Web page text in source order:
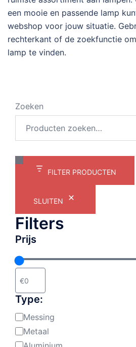
een mooie en passende lamp
webshop voor jouw situatie.
rechterkant of de zoekfunctie
lamp te vinden.
Zoeken
FILTER PRODUCTEN
SLUITEN
Filters
Prijs
Type:
Materiaal:
Messing
Metaal